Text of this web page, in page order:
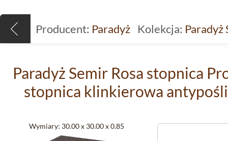
Producent: Paradyż Kolekcja: Paradyż
Paradyż Semir Rosa stopnica
stopnica klinkierowa
Wymiary: 30.00 x 30.00 x 0.85